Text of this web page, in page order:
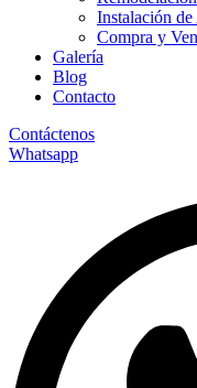
Instalación
Compra y
Galería
Blog
Contacto
Contáctenos
Whatsapp